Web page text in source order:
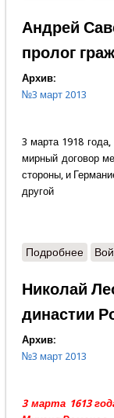
Андрей
пролог
Архив:
№3 март 2013
3 марта 1918
мирный договор
стороны, и
другой
Подробнеео
Николай
династии
Архив:
№3 март 2013
3 марта 1613